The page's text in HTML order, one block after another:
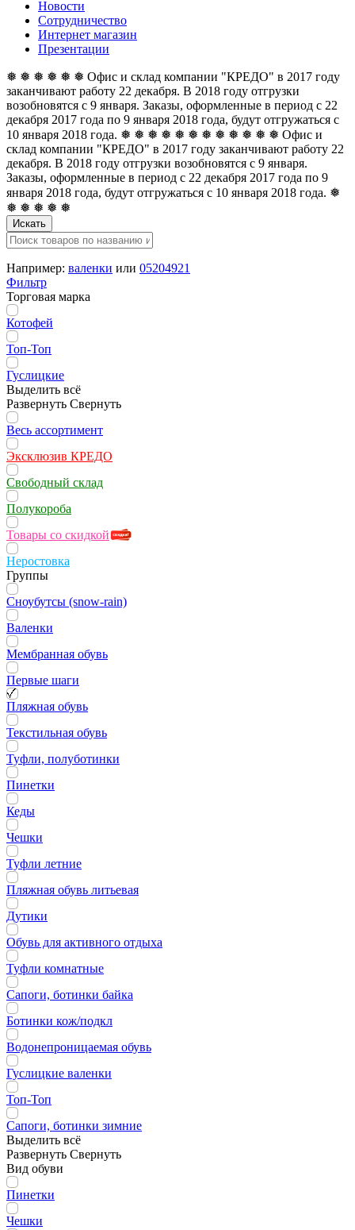
Новости
Сотрудничество
Интернет магазин
Презентации
❅ ❅ ❅ ❅ ❅ ❅ Офис и склад компании "КРЕДО" в 2017 году
заканчивают работу 22 декабря. В 2018 году отгрузки
возобновятся с 9 января. Заказы, оформленные в период с 22
декабря 2017 года по 9 января 2018 года, будут отгружаться с
10 января 2018 года. ❅ ❅ ❅ ❅ ❅ ❅ ❅ ❅ ❅ ❅ ❅ ❅ Офис и
склад компании "КРЕДО" в 2017 году заканчивают работу 22
декабря. В 2018 году отгрузки возобновятся с 9 января.
Заказы, оформленные в период с 22 декабря 2017 года по 9
января 2018 года, будут отгружаться с 10 января 2018 года. ❅
❅ ❅ ❅ ❅ ❅
Искать
Например: валенки или 05204921
Фильтр
Торговая марка
Котофей
Топ-Топ
Гуслицкие
Выделить всё
Развернуть Свернуть
Весь ассортимент
Эксклюзив КРЕДО
Свободный склад
Полукороба
Товары со скидкой
Неростовка
Группы
Сноубутсы (snow-rain)
Валенки
Мембранная обувь
Первые шаги
Пляжная обувь
Текстильная обувь
Туфли, полуботинки
Пинетки
Кеды
Чешки
Туфли летние
Пляжная обувь литьевая
Дутики
Обувь для активного отдыха
Туфли комнатные
Сапоги, ботинки байка
Ботинки кож/подкл
Водонепроницаемая обувь
Гуслицкие валенки
Топ-Топ
Сапоги, ботинки зимние
Выделить всё
Развернуть Свернуть
Вид обуви
Пинетки
Чешки